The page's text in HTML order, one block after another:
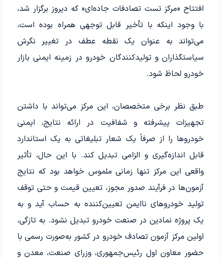
افتتاح «مرکز تست تصادفات جاده‌ای» که دیروز برگزار شد،
با وجود اینکه با تأخیر قابل توجهی همراه بوده است،
می‌تواند به عنوان یک نقطه عطف در تغییر نگرش
سیاستگذاران و تولیدکنندگان خودرو در زمینه ایمنی بازار
خودرو لحاظ شود.
طبق نظر برخی متخصصان، این مرکز می‌تواند با داشتن
تجهیزات پیشرفته و شفافیت در ارائه نتایج، ایمنی
خودروها را از صرفاً یک شعار تبلیغاتی به یک استاندارد
قابل اندازه‌گیری و الزامی تبدیل کند. با این حال، تأثیر
واقعی این مرکز تنها زمانی ملموس خواهد بود که نتایج
آزمون‌ها در فرآیند صدور مجوز، تعیین قیمت و حتی توقف
تولید خودروهای ناایمن تعیین‌کننده به حساب آید و به
یک پروژه نمادین در صنعت خودرو تبدیل نشود. به تازگی،
اولین مرکز آزمون تصادف خودرو در کشور به‌صورت رسمی با
حضور معاون اول رئیس‌جمهوری، وزرای صنعت، معدن و